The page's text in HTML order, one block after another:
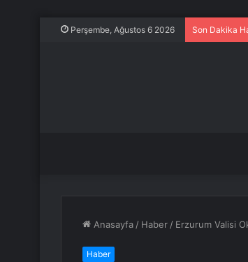
Perşembe, Ağustos 6 2026 Son Dakika
Anasayfa / Haber / Erzurum Valisi
Haber